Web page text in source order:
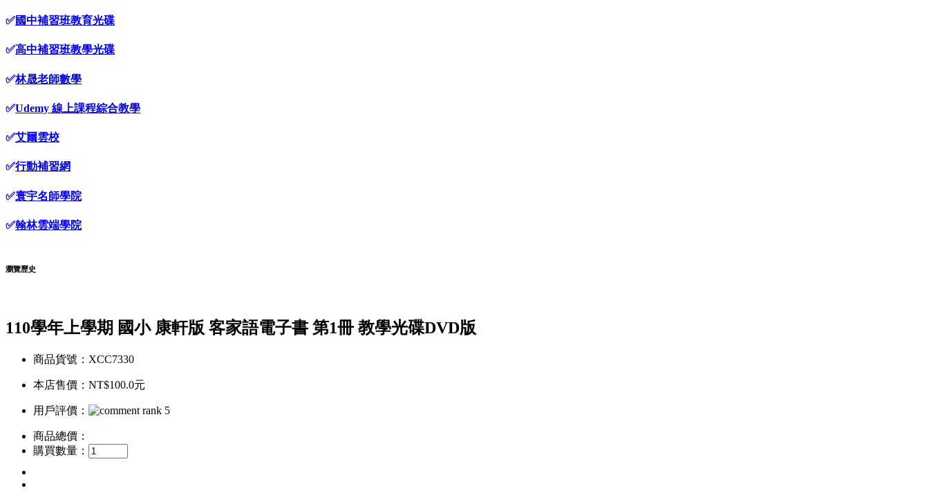
✅國中補習班教育光碟
✅高中補習班教學光碟
✅林晟老師數學
✅Udemy 線上課程綜合教學
✅艾爾雲校
✅行動補習網
✅寰宇名師學院
✅翰林雲端學院
瀏覽歷史
110學年上學期 國小 康軒版 客家語電子書 第1冊 教學光碟DVD版
商品貨號：XCC7330
本店售價： NT$100.0元
用戶評價：
商品總價：
購買數量：